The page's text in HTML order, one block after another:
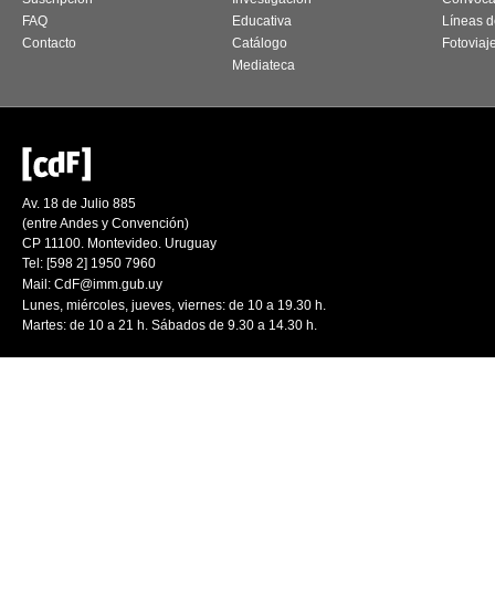
FAQ
Contacto
Educativa
Catálogo
Mediateca
Líneas
Av. 18 de Julio 885
(entre Andes y Convención)
CP 11100. Montevideo. Uruguay
Tel: [598 2] 1950 7960
Mail: CdF@imm.gub.uy
Lunes, miércoles, jueves, viernes: de 10 a 19.30 h.
Martes: de 10 a 21 h. Sábados de 9.30 a 14.30 h.